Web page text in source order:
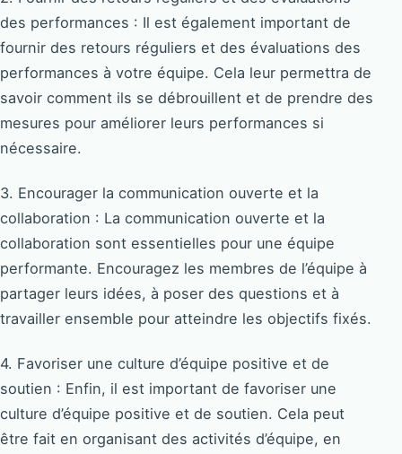
des performances : Il est également important de
fournir des retours réguliers et des évaluations des
performances à votre équipe. Cela leur permettra de
savoir comment ils se débrouillent et de prendre des
mesures pour améliorer leurs performances si
nécessaire.
3. Encourager la communication ouverte et la
collaboration : La communication ouverte et la
collaboration sont essentielles pour une équipe
performante. Encouragez les membres de l’équipe à
partager leurs idées, à poser des questions et à
travailler ensemble pour atteindre les objectifs fixés.
4. Favoriser une culture d’équipe positive et de
soutien : Enfin, il est important de favoriser une
culture d’équipe positive et de soutien. Cela peut
être fait en organisant des activités d’équipe, en